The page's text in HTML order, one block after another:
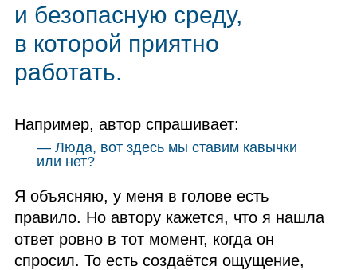
и безопасную среду,
в которой приятно
работать.
Например, автор спрашивает:
— Люда, вот здесь мы ставим кавычки
или нет?
Я объясняю, у меня в голове есть
правило. Но автору кажется, что я нашла
ответ ровно в тот момент, когда он
спросил. То есть создаётся ощущение,